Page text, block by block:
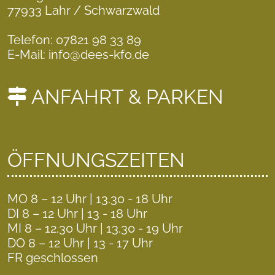
77933 Lahr / Schwarzwald
Telefon: 07821 98 33 89
E-Mail: info@dees-kfo.de
ANFAHRT & PARKEN
ÖFFNUNGSZEITEN
MO 8 – 12 Uhr | 13.30 - 18 Uhr
DI 8 – 12 Uhr | 13 - 18 Uhr
MI 8 – 12.30 Uhr | 13.30 - 19 Uhr
DO 8 – 12 Uhr | 13 - 17 Uhr
FR geschlossen